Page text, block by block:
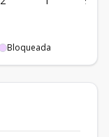
Bloqueada